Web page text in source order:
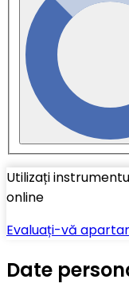
Utilizați
online
Evaluați-vă
Date